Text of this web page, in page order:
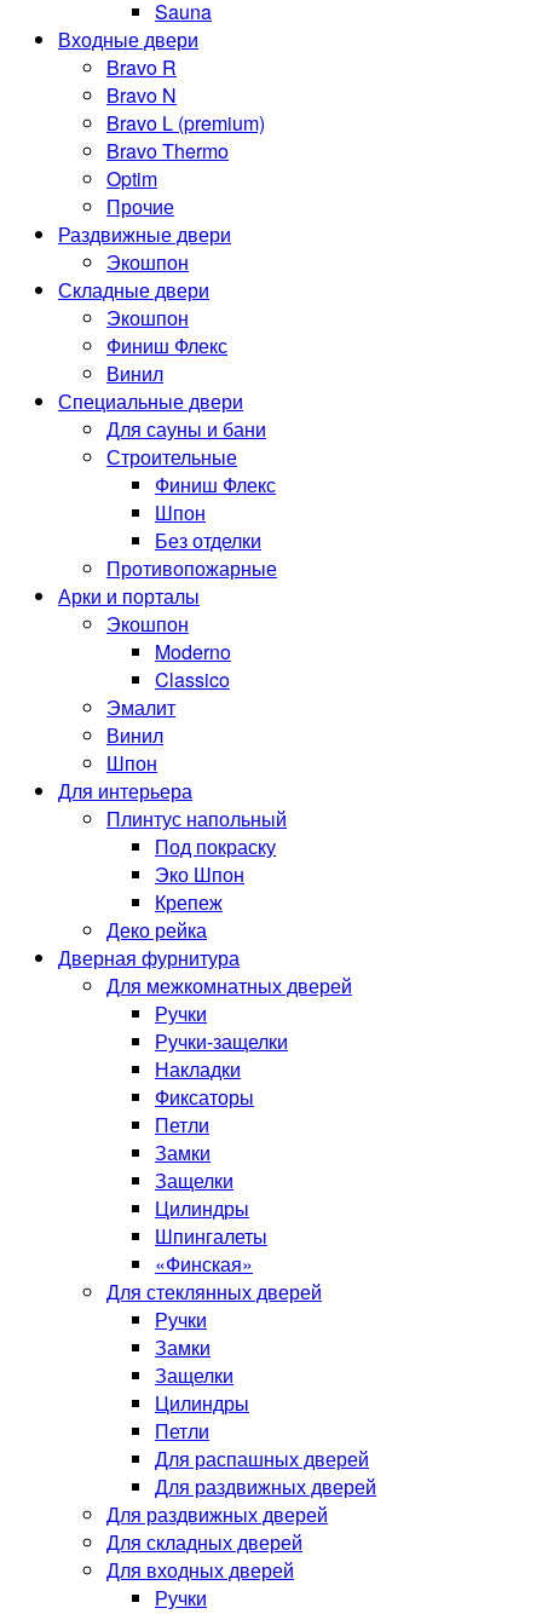
Sauna
Входные двери
Bravo R
Bravo N
Bravo L (premium)
Bravo Thermo
Optim
Прочие
Раздвижные двери
Экошпон
Складные двери
Экошпон
Финиш Флекс
Винил
Специальные двери
Для сауны и бани
Строительные
Финиш Флекс
Шпон
Без отделки
Противопожарные
Арки и порталы
Экошпон
Moderno
Classico
Эмалит
Винил
Шпон
Для интерьера
Плинтус напольный
Под покраску
Эко Шпон
Крепеж
Деко рейка
Дверная фурнитура
Для межкомнатных дверей
Ручки
Ручки-защелки
Накладки
Фиксаторы
Петли
Замки
Защелки
Цилиндры
Шпингалеты
«Финская»
Для стеклянных дверей
Ручки
Замки
Защелки
Цилиндры
Петли
Для распашных дверей
Для раздвижных дверей
Для раздвижных дверей
Для складных дверей
Для входных дверей
Ручки